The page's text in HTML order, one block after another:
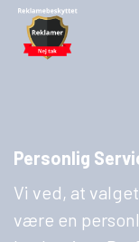
Personlig
Vi ved, at
være en